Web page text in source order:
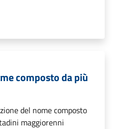
composto da più
del nome composto
maggiorenni